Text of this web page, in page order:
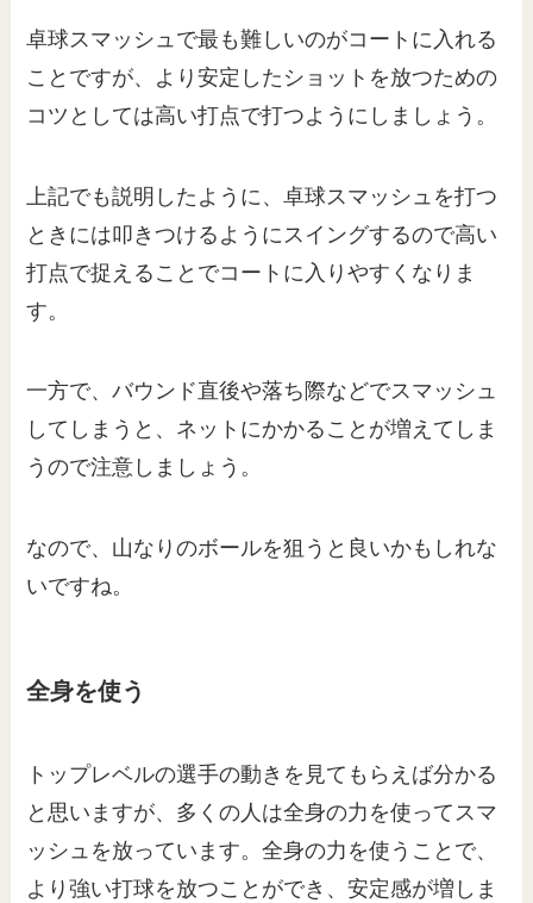
卓球スマッシュで最も難しいのがコートに入れる
ことですが、より安定したショットを放つための
コツとしては高い打点で打つようにしましょう。
上記でも説明したように、卓球スマッシュを打つ
ときには叩きつけるようにスイングするので高い
打点で捉えることでコートに入りやすくなりま
す。
一方で、バウンド直後や落ち際などでスマッシュ
してしまうと、ネットにかかることが増えてしま
うので注意しましょう。
なので、山なりのボールを狙うと良いかもしれな
いですね。
全身を使う
トップレベルの選手の動きを見てもらえば分かる
と思いますが、多くの人は全身の力を使ってスマ
ッシュを放っています。全身の力を使うことで、
より強い打球を放つことができ、安定感が増しま